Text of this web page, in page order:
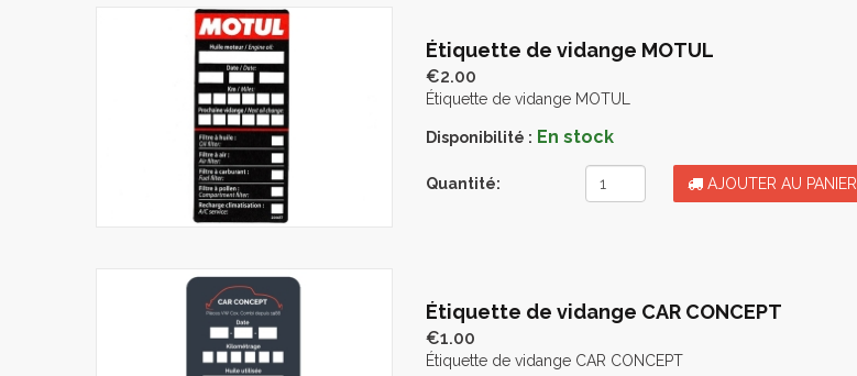
Étiquette de vidange MOTUL
€2.00
Étiquette de vidange MOTUL
Disponibilité : En stock
Quantité: AJOUTER AU PANIER
Étiquette de vidange CAR CONCEPT
€1.00
Étiquette de vidange CAR CONCEPT